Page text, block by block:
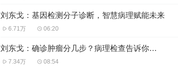
刘东戈：基因检测分子诊断，智慧病理赋能未来
6.71万 06:20
刘东戈：确诊肿瘤分几步？病理检查告诉你…
7.34万 08:54